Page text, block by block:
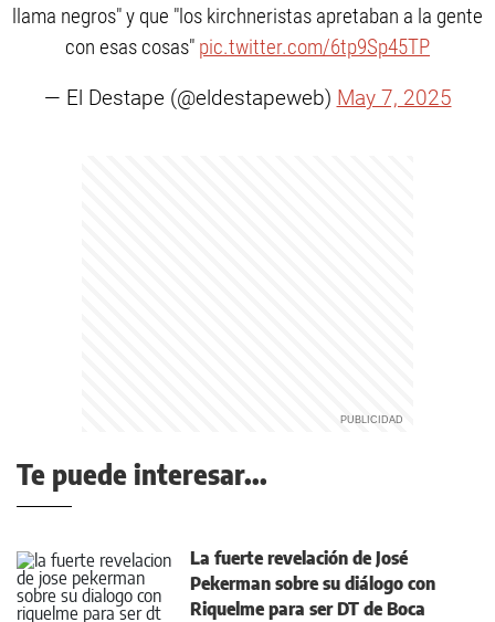
llama negros" y que "los kirchneristas apretaban a la gente
con esas cosas" pic.twitter.com/6tp9Sp45TP
— El Destape (@eldestapeweb) May 7, 2025
Te puede interesar...
La fuerte revelación de José
Pekerman sobre su diálogo con
Riquelme para ser DT de Boca